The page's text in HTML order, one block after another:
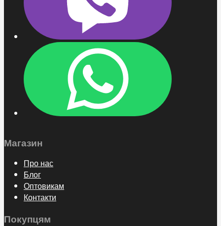
Магазин
Про нас
Блог
Оптовикам
Контакти
Покупцям